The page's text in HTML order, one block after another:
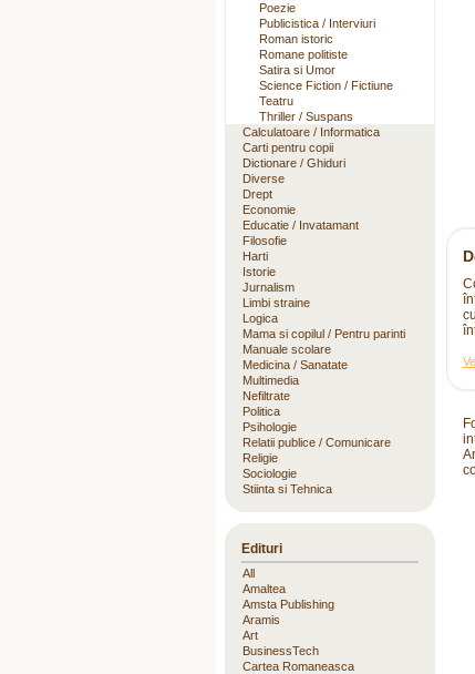
Poezie
Publicistica / Interviuri
Roman istoric
Romane politiste
Satira si Umor
Science Fiction / Fictiune
Teatru
Thriller / Suspans
Calculatoare / Informatica
Carti pentru copii
Dictionare / Ghiduri
Diverse
Drept
Economie
Educatie / Invatamant
Filosofie
Harti
Istorie
Jurnalism
Limbi straine
Logica
Mama si copilul / Pentru parinti
Manuale scolare
Medicina / Sanatate
Multimedia
Nefiltrate
Politica
Psihologie
Relatii publice / Comunicare
Religie
Sociologie
Stiinta si Tehnica
Edituri
All
Amaltea
Amsta Publishing
Aramis
Art
BusinessTech
Cartea Romaneasca